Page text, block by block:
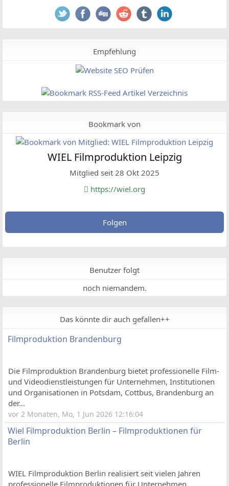
Empfehlung
Bookmark von
WIEL Filmproduktion Leipzig
Mitglied seit 28 Okt 2025
https://wiel.org
Folgen
Benutzer folgt
noch niemandem.
Das könnte dir auch gefallen++
Filmproduktion Brandenburg
Die Filmproduktion Brandenburg bietet professionelle Film-
und Videodienstleistungen für Unternehmen, Institutionen
und Organisationen in Potsdam, Cottbus, Brandenburg an
der...
vor 2 Monaten, Mo, 1 Jun 2026 12:16:04
Wiel Filmproduktion Berlin – Filmproduktionen für
Berlin
WIEL Filmproduktion Berlin realisiert seit vielen Jahren
professionelle Filmproduktionen für Unternehmen,